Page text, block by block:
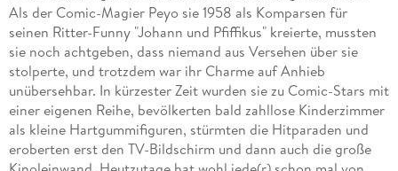
Als der Comic-Magier Peyo sie 1958 als Komparsen für
seinen Ritter-Funny "Johann und Pfiffikus" kreierte, mussten
sie noch achtgeben, dass niemand aus Versehen über sie
stolperte, und trotzdem war ihr Charme auf Anhieb
unübersehbar. In kürzester Zeit wurden sie zu Comic-Stars mit
einer eigenen Reihe, bevölkerten bald zahllose Kinderzimmer
als kleine Hartgummifiguren, stürmten die Hitparaden und
eroberten erst den TV-Bildschirm und dann auch die große